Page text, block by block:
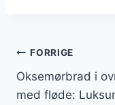
FORRIGE
Oksemørbrad i
med fløde: